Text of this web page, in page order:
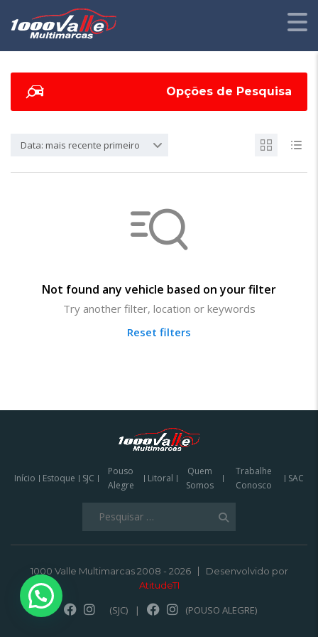
Opções de Pesquisa
Data: mais recente primeiro
Not found any vehicle based on your filter
Try another filter, location or keywords
Reset filters
Início Estoque SJC
Pouso
Alegre
Litoral
Quem
Somos
Trabalhe
Conosco
SAC
1000 Valle Multimarcas 2008 - 2026
Desenvolvido por
AtitudeTI
(SJC) | (POUSO ALEGRE)